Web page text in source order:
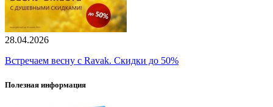
28.04.2026
Встречаем весну с Ravak. Скидки до 50%
Полезная информация